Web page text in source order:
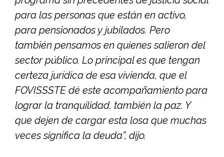
para las personas que están en activo,
para pensionados y jubilados. Pero
también pensamos en quienes salieron del
sector público. Lo principal es que tengan
certeza jurídica de esa vivienda, que el
FOVISSSTE dé este acompañamiento para
lograr la tranquilidad, también la paz. Y
que dejen de cargar esta losa que muchas
veces significa la deuda”, dijo.